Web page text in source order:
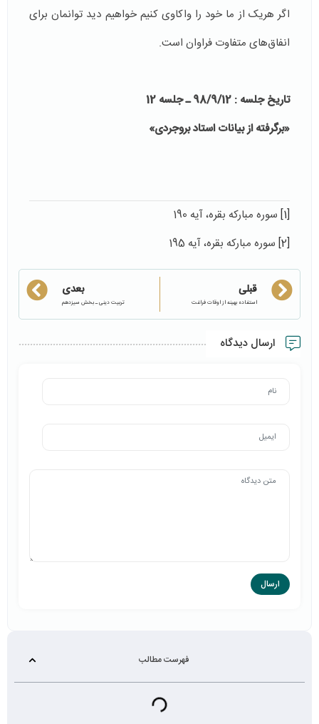
اگر هریک از ما خود را واکاوی کنیم خواهیم دید توانمان برای
انفاق‌های متفاوت فراوان است.
تاریخ جلسه : 98/9/12 ـ جلسه 12
«برگرفته از بیانات استاد بروجردی»
[1] سوره مبارکه بقره، آیه 190
[2]
سوره مبارکه بقره، آیه 195
قبلی
استفاده بهینه از اوقات فراغت
بعدی
تربیت دینی ـ بخش سیزدهم
ارسال دیدگاه
فهرست مطالب